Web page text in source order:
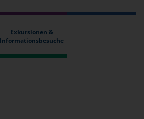
Exkursionen &
Informationsbesuche